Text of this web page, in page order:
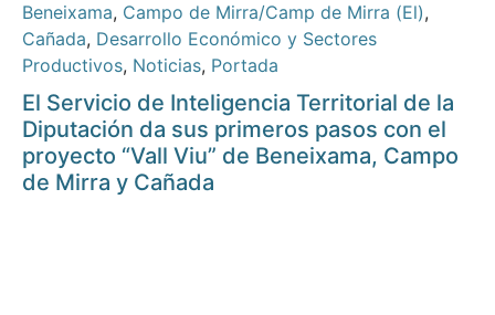
Beneixama, Campo de Mirra/Camp de Mirra (El),
Cañada, Desarrollo Económico y Sectores
Productivos, Noticias, Portada
El Servicio de Inteligencia Territorial de la
Diputación da sus primeros pasos con el
proyecto “Vall Viu” de Beneixama, Campo
de Mirra y Cañada